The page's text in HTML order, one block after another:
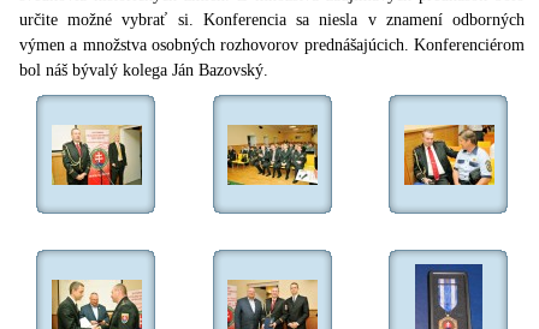
určite možné vybrať si. Konferencia sa niesla v znamení odborných
výmen a množstva osobných rozhovorov prednášajúcich. Konferenciérom
bol náš bývalý kolega Ján Bazovský.